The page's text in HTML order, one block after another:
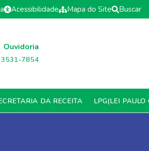
Acessibilidade Mapa do Site Buscar
Ouvidoria
7854
DA RECEITA LPG(LEI PAULO